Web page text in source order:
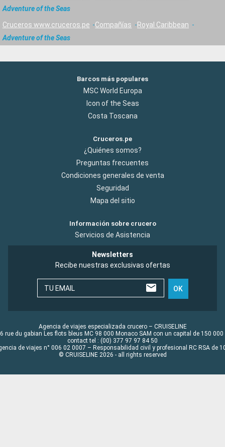
Adventure of the Seas
Cruceros www.cruceros.pe Compañías
Royal Caribbean
Adventure of the Seas
Barcos más populares
MSC World Europa
Icon of the Seas
Costa Toscana
Cruceros.pe
¿Quiénes somos?
Preguntas frecuentes
Condiciones generales de venta
Seguridad
Mapa del sitio
Información sobre crucero
Servicios de Asistencia
Newsletters
Recibe nuestras exclusivas ofertas
TU EMAIL OK
Agencia de viajes especializada crucero – CRUISELINE
rue du gabian Les flots bleus MC 98 000 Monaco SAM con un capital de 150 000
contact tel : (00) 377 97 97 84 50
de viajes n° 006 02 0007 – Responsabilidad civil y profesional RC RSA de
© CRUISELINE 2026 - all rights reserved